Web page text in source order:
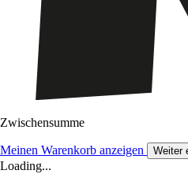
Zwischensumme
Meinen Warenkorb anzeigen Weiter
Loading...